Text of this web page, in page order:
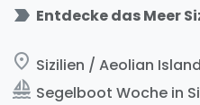
label_important Entdecke das Meer
place Sizilien / Aeolian Island
sailing Segelboot Woche in